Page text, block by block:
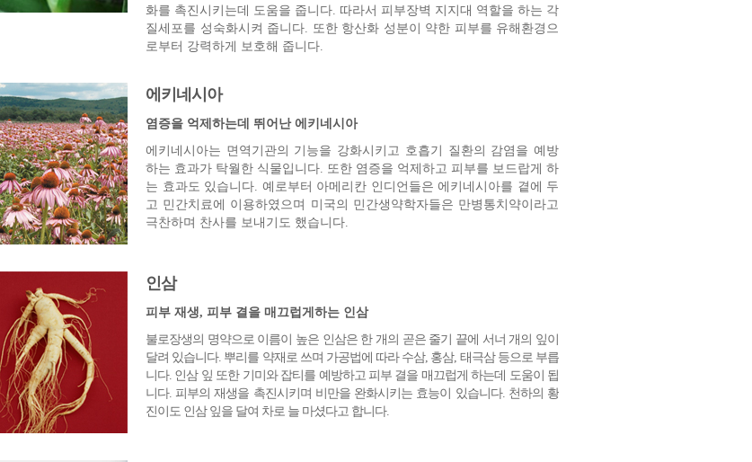
화를 촉진시키는데 도움을 줍니다. 따라서 피부장벽 지지대 역할을 하는 각
질세포를 성숙화시켜 줍니다. 또한 항산화 성분이 약한 피부를 유해환경으
로부터 강력하게 보호해 줍니다.
에키네시아
염증을 억제하는데 뛰어난 에키네시아
에키네시아는 면역기관의 기능을 강화시키고 호흡기 질환의 감염을 예방
하는 효과가 탁월한 식물입니다. 또한 염증을 억제하고 피부를 보드랍게 하
는 효과도 있습니다. 예로부터 아메리칸 인디언들은 에키네시아를 곁에 두
고 민간치료에 이용하였으며 미국의 민간생약학자들은 만병통치약이라고
극찬하며 찬사를 보내기도 했습니다.
인삼
피부 재생, 피부 결을 매끄럽게하는 인삼
불로장생의 명약으로 이름이 높은 인삼은 한 개의 곧은 줄기 끝에 서너 개의 잎이
달려 있습니다. 뿌리를 약재로 쓰며 가공법에 따라 수삼, 홍삼, 태극삼 등으로 부릅
니다. 인삼 잎 또한 기미와 잡티를 예방하고 피부 결을 매끄럽게 하는데 도움이 됩
니다. 피부의 재생을 촉진시키며 비만을 완화시키는 효능이 있습니다. 천하의 황
진이도 인삼 잎을 달여 차로 늘 마셨다고 합니다.